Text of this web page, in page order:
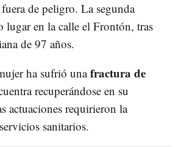
de peligro. La segunda
lugar en la calle el Frontón, tras
de 97 años.
ha sufrió unafractura de
recuperándose en su
actuaciones requirieron la
sanitarios.